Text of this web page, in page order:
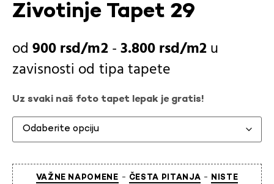
Zivotinje Tapet 29
900rsd -3.800rsd
u
zavisnosti od tipa tapete
Uz svaki naš foto tapet lepak je gratis!
VAŽNE NAPOMENE - ČESTA PITANJA - NISTE